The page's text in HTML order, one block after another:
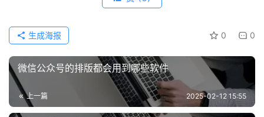
0 0
生成海报
微信公众号的排版都会用到哪些软件
上一篇 2025-02-12 15:55